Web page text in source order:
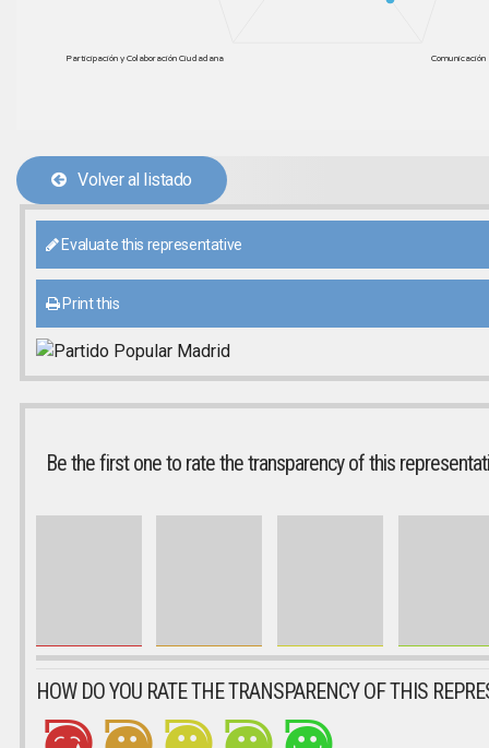
Participación y Colaboración Ciudadana
Volver al listado
Evaluate this representative
Print this
Be the first one to rate the transparency of this
HOW DO YOU RATE THE TRANSPARENCY OF THIS